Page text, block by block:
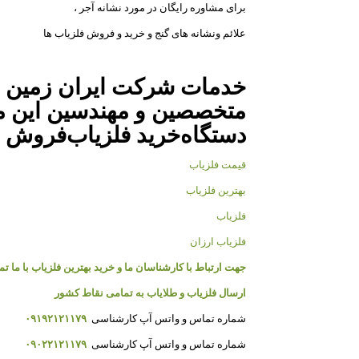
برای مشاوره رایگان در مورد نشانه آجر ،
علائم ونشانه های گنج و خرید و فروش فلزیاب ها
خدمات شرکت ایران زمین
متخصصین و مهندسین این
دستگاهخرید فلزیابفروش
قیمت فلزیاب
بهترین فلزیاب
فلزیاب
فلزیاب ارزان
جهت ارتباط با کارشناسان ما و خرید بهترین فلزیاب با ما
ارسال فلزیاب و طلایاب به تمامی نقاط کشور
شماره تماس و واتس آپ کارشناسی ۰۹۱۹۲۱۲۱۱۷۹
شماره تماس و واتس آپ کارشناسی ۰۹۰۲۲۱۲۱۱۷۹